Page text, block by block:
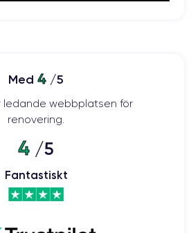
Med 4 /5
ledande webbplatsen för
renovering.
4 /5
Fantastiskt